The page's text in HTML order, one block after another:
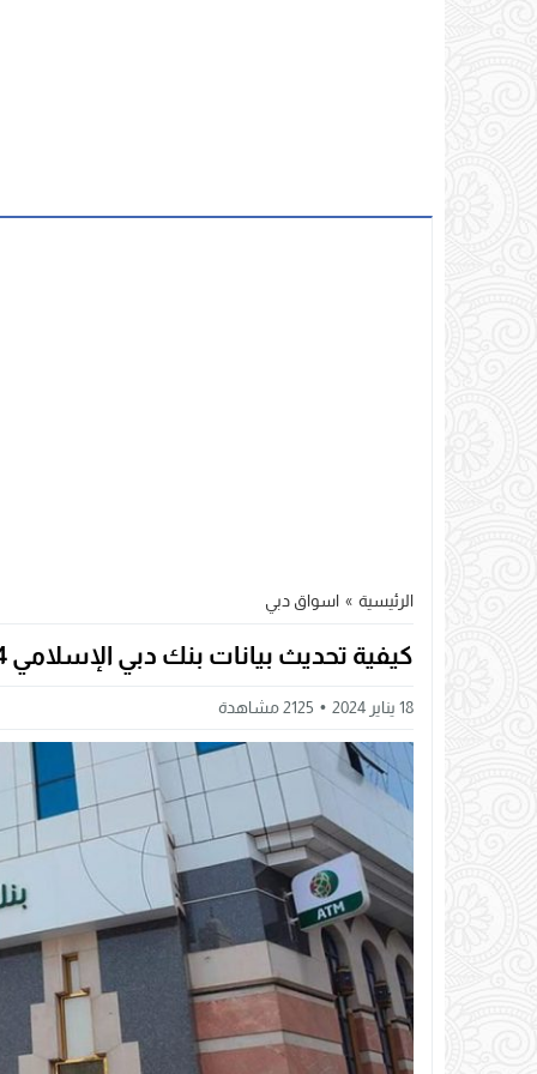
الرئيسية » اسواق دبي
كيفية تحديث بيانات بنك دبي الإسلامي 2024
18 يناير 2024 2125مشاهدة